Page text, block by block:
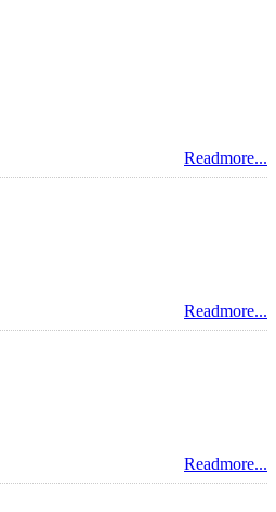
Readmore...
Readmore...
Readmore...